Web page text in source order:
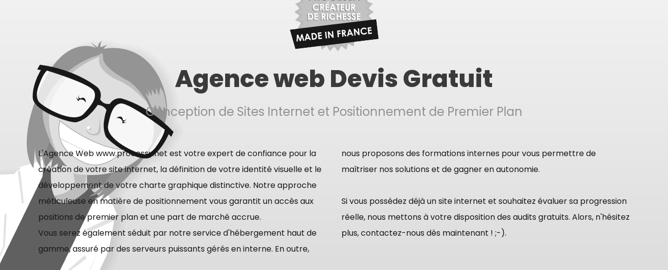
Agence web Devis Gratuit
Conception de Sites Internet et Positionnement de Premier Plan
L'Agence Web www.processx.net est votre expert de confiance pour la
création de votre site internet, la définition de votre identité visuelle et le
développement de votre charte graphique distinctive. Notre approche
méticuleuse en matière de positionnement vous garantit un accès aux
positions de premier plan et une part de marché accrue.
Vous serez également séduit par notre service d'hébergement haut de
gamme, assuré par des serveurs puissants gérés en interne. En outre,
nous proposons des formations internes pour vous permettre de
maîtriser nos solutions et de gagner en autonomie.
Si vous possédez déjà un site internet et souhaitez évaluer sa progression
réelle, nous mettons à votre disposition des audits gratuits. Alors, n'hésitez
plus, contactez-nous dès maintenant ! ;-).